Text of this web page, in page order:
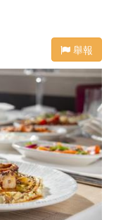
舉報